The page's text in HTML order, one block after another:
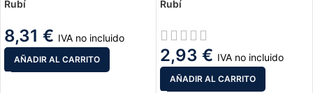
Rubí
8,31 € IVA no incluido
AÑADIR AL CARRITO
Rubí
2,93 € IVA no incluido
AÑADIR AL CARRITO